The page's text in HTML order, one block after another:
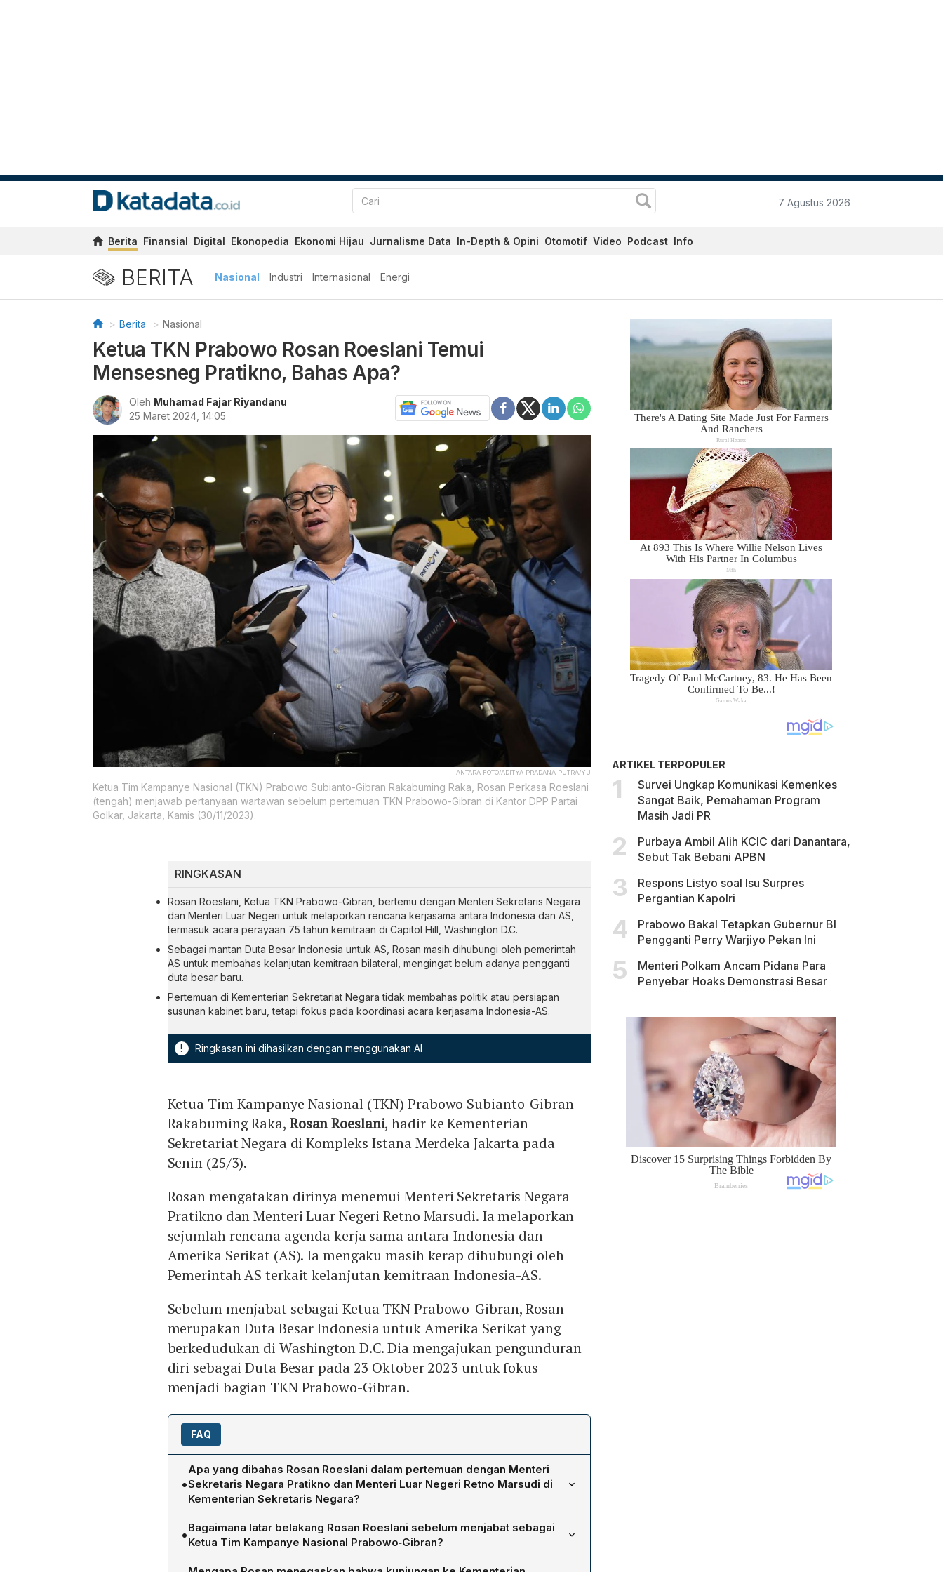
7 Agustus 2026
Berita Finansial Digital Ekonopedia Ekonomi Hijau Jurnalisme Data In-Depth & Opini Otomotif Video Podcast Info
BERITA Nasional Industri Internasional Energi
Berita Nasional
Ketua TKN Prabowo Rosan Roeslani Temui
Mensesneg Pratikno, Bahas Apa?
Oleh Muhamad Fajar Riyandanu
25 Maret 2024, 14:05
ANTARA FOTO/ADITYA PRADANA PUTRA/YU
Ketua Tim Kampanye Nasional (TKN) Prabowo Subianto-Gibran Rakabuming Raka, Rosan Perkasa Roeslani
(tengah) menjawab pertanyaan wartawan sebelum pertemuan TKN Prabowo-Gibran di Kantor DPP Partai
Golkar, Jakarta, Kamis (30/11/2023).
RINGKASAN
Rosan Roeslani, Ketua TKN Prabowo-Gibran, bertemu dengan Menteri Sekretaris Negara
dan Menteri Luar Negeri untuk melaporkan rencana kerjasama antara Indonesia dan AS,
termasuk acara perayaan 75 tahun kemitraan di Capitol Hill, Washington D.C.
Sebagai mantan Duta Besar Indonesia untuk AS, Rosan masih dihubungi oleh pemerintah
AS untuk membahas kelanjutan kemitraan bilateral, mengingat belum adanya pengganti
duta besar baru.
Pertemuan di Kementerian Sekretariat Negara tidak membahas politik atau persiapan
susunan kabinet baru, tetapi fokus pada koordinasi acara kerjasama Indonesia-AS.
! Ringkasan ini dihasilkan dengan menggunakan AI
Ketua Tim Kampanye Nasional (TKN) Prabowo Subianto-Gibran
Rakabuming Raka, Rosan Roeslani, hadir ke Kementerian
Sekretariat Negara di Kompleks Istana Merdeka Jakarta pada
Senin (25/3).
Rosan mengatakan dirinya menemui Menteri Sekretaris Negara
Pratikno dan Menteri Luar Negeri Retno Marsudi. Ia melaporkan
sejumlah rencana agenda kerja sama antara Indonesia dan
Amerika Serikat (AS). Ia mengaku masih kerap dihubungi oleh
Pemerintah AS terkait kelanjutan kemitraan Indonesia-AS.
Sebelum menjabat sebagai Ketua TKN Prabowo-Gibran, Rosan
merupakan Duta Besar Indonesia untuk Amerika Serikat yang
berkedudukan di Washington D.C. Dia mengajukan pengunduran
diri sebagai Duta Besar pada 23 Oktober 2023 untuk fokus
menjadi bagian TKN Prabowo-Gibran.
FAQ
•
Apa yang dibahas Rosan Roeslani dalam pertemuan dengan Menteri
Sekretaris Negara Pratikno dan Menteri Luar Negeri Retno Marsudi di
Kementerian Sekretaris Negara?
Rosan melaporkan rencana agenda kerja sama antara Indonesia dan Amerika
Serikat, terutama koordinasi perayaan 75 tahun kemitraan Indonesia‑AS yang akan
digelar di Capitol Hill, Washington D.C. pada Agustus. Ia menekankan kelanjutan
"comprehensive strategic partnership" yang disepakati Presiden Jokowi dan
•Bagaimana latar belakang Rosan Roeslani sebelum menjabat sebagai
Ketua Tim Kampanye Nasional Prabowo‑Gibran?
Sebelum menjadi Ketua TKN Prabowo‑Gibran, Rosan menjabat sebagai Duta Besar
ARTIKEL TERPOPULER
Survei Ungkap Komunikasi Kemenkes
Sangat Baik, Pemahaman Program
Masih Jadi PR
Purbaya Ambil Alih KCIC dari Danantara,
Sebut Tak Bebani APBN
Respons Listyo soal Isu Surpres
Pergantian Kapolri
Prabowo Bakal Tetapkan Gubernur BI
Pengganti Perry Warjiyo Pekan Ini
Menteri Polkam Ancam Pidana Para
Penyebar Hoaks Demonstrasi Besar